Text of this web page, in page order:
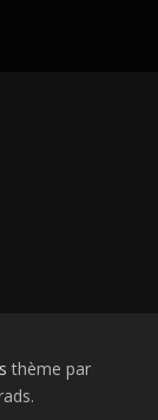
thème par